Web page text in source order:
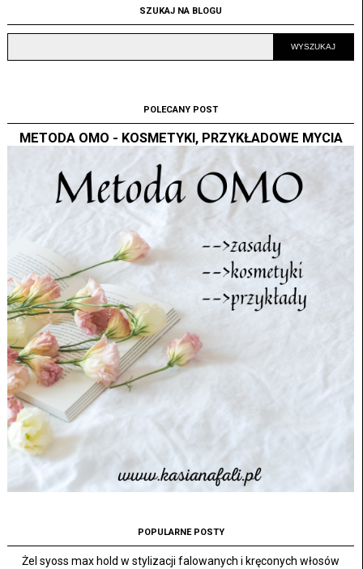
SZUKAJ NA BLOGU
POLECANY POST
METODA OMO - KOSMETYKI, PRZYKŁADOWE MYCIA
POPULARNE POSTY
Żel syoss max hold w stylizacji falowanych i kręconych włosów